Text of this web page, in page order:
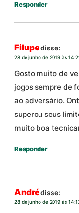
Responder
Filupedisse:
28 de junho de 2019 às
Gosto muito de
jogos sempre de
ao adversário.
superou seus
muito boa
Responder
Andrédisse:
28 de junho de 2019 às